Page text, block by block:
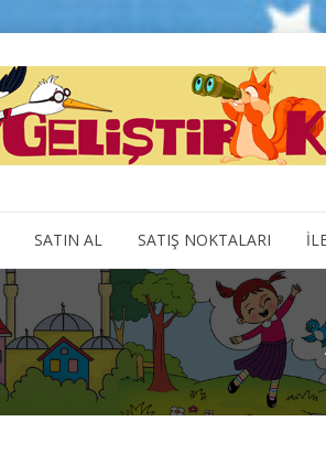
SATIN AL SATIŞ NOKTALARI